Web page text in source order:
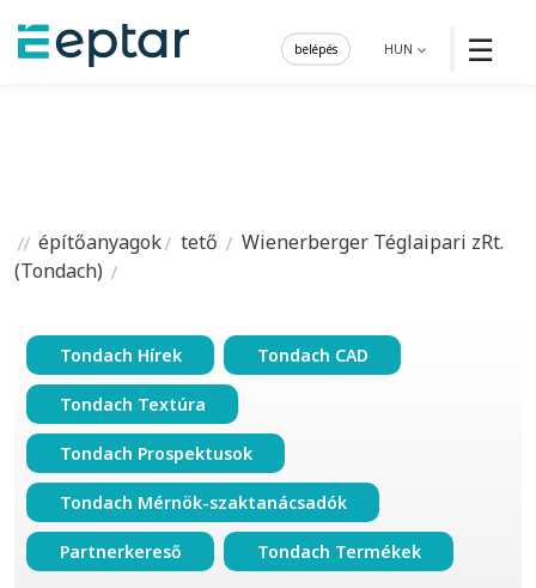
☰
HUN
belépés
építőanyagok tető
Wienerberger Téglaipari zRt.
(Tondach)
Tondach Hírek Tondach CAD
Tondach Textúra
Tondach Prospektusok
Tondach Mérnök-szaktanácsadók
Partnerkereső Tondach Termékek